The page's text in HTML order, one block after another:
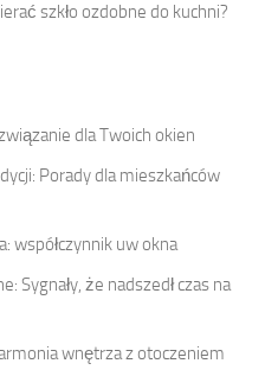
szkło ozdobne do kuchni?
dla Twoich okien
Porady dla mieszkańców
współczynnik uw okna
Sygnały, że nadszedł czas na
wnętrza z otoczeniem